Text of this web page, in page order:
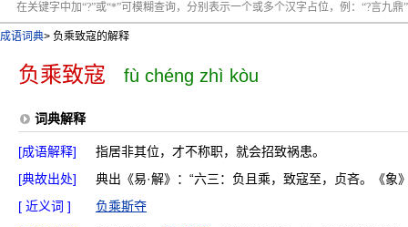
在关键字中加“?”或“*”可模糊查询，分别表示一个或多个汉字占位，例：“?言九鼎”
成语词典> 负乘致寇的解释
负乘致寇 fù chéng zhì kòu
词典解释
[成语解释]
指居非其位，才不称职，就会招致祸患。
[典故出处]
典出《易·解》：“六三：负且乘，致寇至，贞吝。《象
[ 近义词 ]
负乘斯夺